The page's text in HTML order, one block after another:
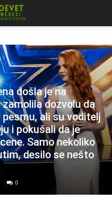
došla je na
dozvolu da
ali su voditelj
i pokušali da je
Samo nekoliko
desilo se nešto
0